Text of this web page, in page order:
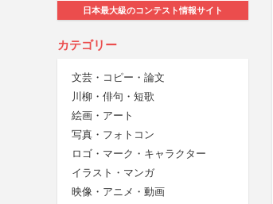
日本最大級のコンテスト情報サイト
カテゴリー
文芸・コピー・論文
川柳・俳句・短歌
絵画・アート
写真・フォトコン
ロゴ・マーク・キャラクター
イラスト・マンガ
映像・アニメ・動画